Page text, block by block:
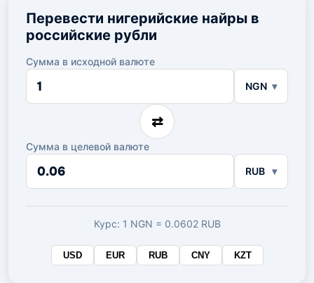
Перевести нигерийские найры в
российские рубли
Сумма в исходной валюте
Сумма
исходной
NGN
⇄
Сумма в целевой валюте
Сумма
целевой
валюте
RUB
Курс: 1 NGN = 0.0602 RUB
USD EUR RUB CNY KZT